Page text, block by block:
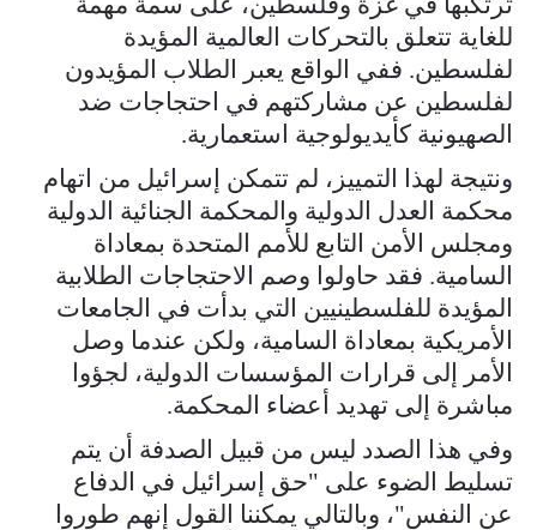
للغاية تتعلق بالتحركات العالمية المؤيدة
لفلسطين. ففي الواقع يعبر الطلاب المؤيدون
لفلسطين عن مشاركتهم في احتجاجات ضد
الصهيونية كأيديولوجية استعمارية.
ونتيجة لهذا التمييز، لم تتمكن إسرائيل من اتهام
محكمة العدل الدولية والمحكمة الجنائية الدولية
ومجلس الأمن التابع للأمم المتحدة بمعاداة
السامية. فقد حاولوا وصم الاحتجاجات الطلابية
المؤيدة للفلسطينيين التي بدأت في الجامعات
الأمريكية بمعاداة السامية، ولكن عندما وصل
الأمر إلى قرارات المؤسسات الدولية، لجؤوا
مباشرة إلى تهديد أعضاء المحكمة.
وفي هذا الصدد ليس من قبيل الصدفة أن يتم
تسليط الضوء على "حق إسرائيل في الدفاع
عن النفس"، وبالتالي يمكننا القول إنهم طوروا